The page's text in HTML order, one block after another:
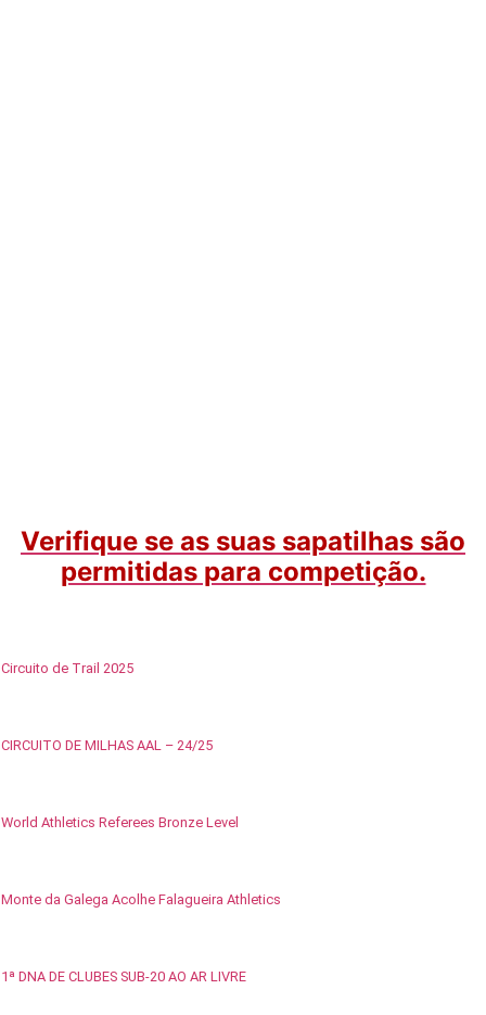
Verifique se as suas sapatilhas são
permitidas para competição.
Circuito de Trail 2025
CIRCUITO DE MILHAS AAL – 24/25
World Athletics Referees Bronze Level
Monte da Galega Acolhe Falagueira Athletics
1ª DNA DE CLUBES SUB-20 AO AR LIVRE